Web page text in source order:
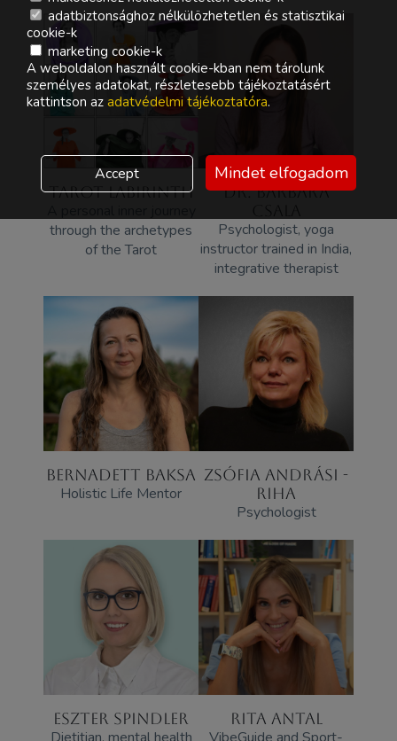
TAROT LABIRINTH
through the archetypes
of the Tarot
DR. BARBARA
Psychologist, yoga
instructor trained in India,
integrative therapist
BERNADETT BAKSA
Holistic Life Mentor
ZSÓFIA ANDRÁSI -
RIHA
Psychologist
ESZTER SPINDLER
Dietitian, mental health
RITA ANTAL
VibeGuide and Sport-
adatbiztonsághoz nélkülözhetetlen és statisztikai
cookie-k
marketing cookie-k
A weboldalon használt cookie-kban nem tárolunk
személyes adatokat, részletesebb tájékoztatásért
kattintson az adatvédelmi tájékoztatóra.
Accept Mindet elfogadom